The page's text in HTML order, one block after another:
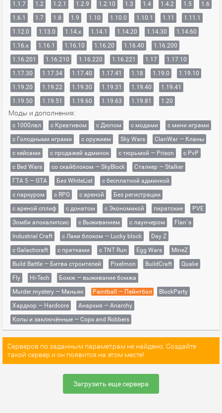
1.1.7
1.2 1.2.1 1.2.9 1.2.10 1.3 1.4 1.4.2 1.5
1.6
1.6.1
1.7 1.8 1.9 1.10 1.10.0 1.10.1 1.11
1.11.1
1.12.0
1.13.0 1.14.x 1.14.1 1.14.20 1.14.30
1.14.60
1.16.x
1.16.1 1.16.10 1.16.20 1.16.40
1.16.200
1.16.201
1.16.210 1.16.220 1.16.221 1.17
1.17.10
1.17.30
1.17.34 1.17.40 1.17.41 1.18 1.19.0
1.19.10
1.19.20
1.19.22 1.19.30 1.19.31 1.19.40
1.19.41
1.19.50
1.19.51 1.19.60 1.19.63 1.19.81 1.20
Моды и дополнения:
с 1000лвл c Креативом с Дюпом с модами
с мини играми
с Голодными играми
с оружием Sky Wars
ClanWar — Кланы
с кейсами
с продажей админок с тюрьмой — Prison
с PvP
с Bed Wars
со скайблоком — SkyBlock
Сталкер — Stalker
ГТА 5 — GTA
Без WhiteList
с бесплатной админкой
с паркуром
с RPG с ареной
Без регистрации
с ареной сплиф
с донатом с Экономикой пиратские
PVE
Зомби апокалипсис
с Выживанием с лаунчером
Flan`s
Industrial Craft
с Лаки блоком — Lucky block
Day Z
с Galacticraft
с прятками с TNT Run Egg Wars
MineZ
Build Battle — Битва строителей
Pixelmon BuildCraft
Quake
Fly
Hi-Tech
Бомж — выживание бомжа
Murder mystery — Маньяк
Paintball — Пейнтбол
BlockParty
Хардкор — Hardcore
Анархия — Anarchy
Копы и заключённые — Cops and Robbers
Серверов по заданным параметрам не найдено. Создайте
такой сервер и он появится на этом месте!
Загрузить еще сервера